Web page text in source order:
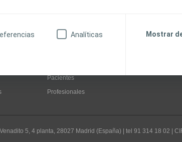
Analíticas Mostrar
Pacientes
Profesionales
5, 4 planta, 28027 Madrid (España) | tel 91 314 18 02 |